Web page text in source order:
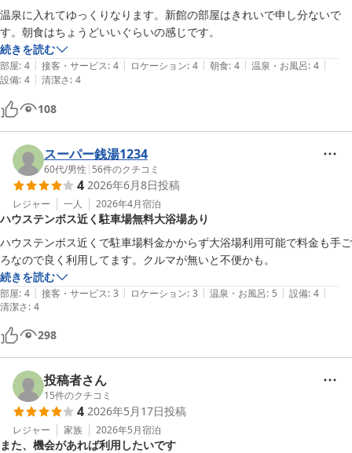
温泉に入れてゆっくりなります。新館の部屋はきれいで申し分ないで
す。朝食はちょうどいいぐらいの感じです。
続きを読む
部屋: 4 | 接客・サービス: 4 | ロケーション: 4 | 朝食: 4 | 温泉・お風呂: 4 |
設備: 4 | 清潔さ: 4
108
スーパー銭湯1234
60代/男性 | 56件のクチコミ
4 2026年6月8日投稿
レジャー 一人 2026年4月宿泊
ハウステンボス近く駐車場無料大浴場あり
ハウステンボス近くで駐車場料金かからず大浴場利用可能で料金も手ご
ろなので良く利用してます。クルマが無いと不便かも。
続きを読む
部屋: 4 | 接客・サービス: 3 | ロケーション: 3 | 温泉・お風呂: 5 | 設備: 4 |
清潔さ: 4
298
投稿者さん
15件のクチコミ
4 2026年5月17日投稿
レジャー 家族 2026年5月宿泊
また、機会があれば利用したいです